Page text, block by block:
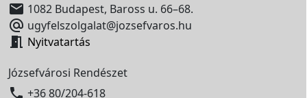
 1082 Budapest, Baross u. 66–68.
 ugyfelszolgalat@jozsefvaros.hu
 Nyitvatartás
Józsefvárosi Rendészet
 +36 80/204-618